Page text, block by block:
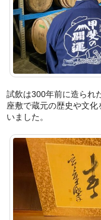
試飲は300年前に造られ
座敷で蔵元の歴史や文
いました。